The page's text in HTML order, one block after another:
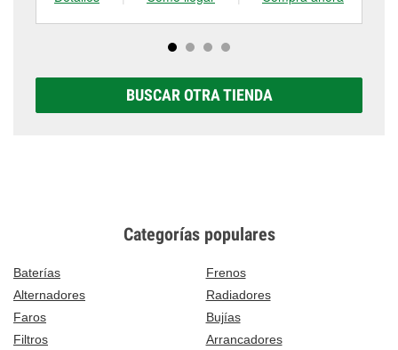
BUSCAR OTRA TIENDA
Categorías populares
Baterías
Frenos
Alternadores
Radiadores
Faros
Bujías
Filtros
Arrancadores